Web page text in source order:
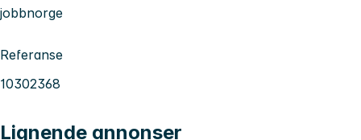
jobbnorge
Referanse
10302368
Lignende annonser